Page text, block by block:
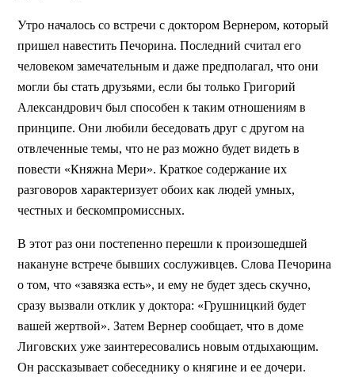
Утро началось со встречи с доктором Вернером, который
пришел навестить Печорина. Последний считал его
человеком замечательным и даже предполагал, что они
могли бы стать друзьями, если бы только Григорий
Александрович был способен к таким отношениям в
принципе. Они любили беседовать друг с другом на
отвлеченные темы, что не раз можно будет видеть в
повести «Княжна Мери». Краткое содержание их
разговоров характеризует обоих как людей умных,
честных и бескомпромиссных.
В этот раз они постепенно перешли к произошедшей
накануне встрече бывших сослуживцев. Слова Печорина
о том, что «завязка есть», и ему не будет здесь скучно,
сразу вызвали отклик у доктора: «Грушницкий будет
вашей жертвой». Затем Вернер сообщает, что в доме
Лиговских уже заинтересовались новым отдыхающим.
Он рассказывает собеседнику о княгине и ее дочери.